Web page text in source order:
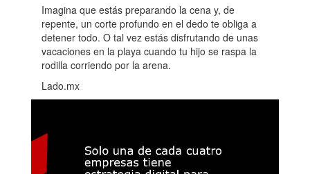
Imagina que estás preparando la cena y, de
repente, un corte profundo en el dedo te obliga a
detener todo. O tal vez estás disfrutando de unas
vacaciones en la playa cuando tu hijo se raspa la
rodilla corriendo por la arena.
Lado.mx